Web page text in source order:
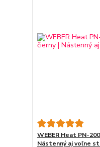
WEBER Heat PN-
Nástenný aj voľne